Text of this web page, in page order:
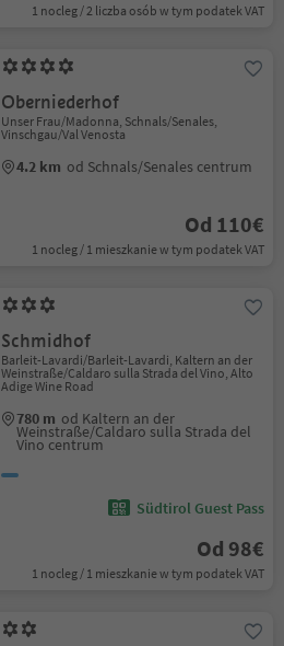
1 nocleg / 2 liczba osób w tym podatek VAT
Oberniederhof
Unser Frau/Madonna, Schnals/Senales,
Vinschgau/Val Venosta
4.2 km od Schnals/Senales centrum
Od 110€
1 nocleg / 1 mieszkanie w tym podatek VAT
Schmidhof
Barleit-Lavardi/Barleit-Lavardi, Kaltern an der
Weinstraße/Caldaro sulla Strada del Vino, Alto
Adige Wine Road
780 m od Kaltern an der
Weinstraße/Caldaro sulla Strada del
Vino centrum
Südtirol Guest Pass
Od 98€
1 nocleg / 1 mieszkanie w tym podatek VAT